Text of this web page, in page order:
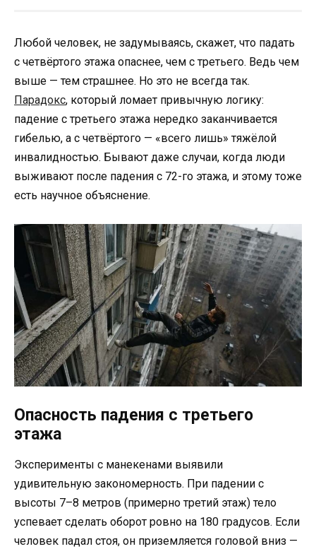
Любой человек, не задумываясь, скажет, что падать
с четвёртого этажа опаснее, чем с третьего. Ведь чем
выше — тем страшнее. Но это не всегда так.
Парадокс, который ломает привычную логику:
падение с третьего этажа нередко заканчивается
гибелью, а с четвёртого — «всего лишь» тяжёлой
инвалидностью. Бывают даже случаи, когда люди
выживают после падения с 72-го этажа, и этому тоже
есть научное объяснение.
Опасность падения с третьего
этажа
Эксперименты с манекенами выявили
удивительную закономерность. При падении с
высоты 7–8 метров (примерно третий этаж) тело
успевает сделать оборот ровно на 180 градусов. Если
человек падал стоя, он приземляется головой вниз —